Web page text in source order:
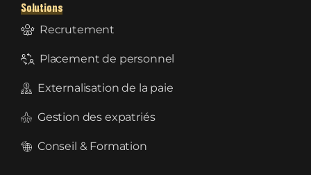
Solutions
Recrutement
Placement de personnel
Externalisation de la paie
Gestion des expatriés
Conseil & Formation